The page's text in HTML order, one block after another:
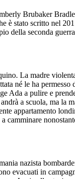
Brubaker
è stato scritto nel
della seconda guerra
La madre
né le ha permesso
Ada a pulire e
a scuola, ma la
appartamento
camminare
nazista
evacuati in